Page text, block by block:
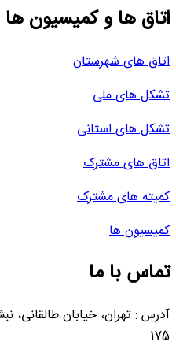
اتاق ها و کمیسیون ها
اتاق های شهرستان
تشکل های ملی
تشکل های استانی
اتاق های مشترک
کمیته های مشترک
کمیسیون ها
تماس با ما
آدرس : تهران، خیابان
175